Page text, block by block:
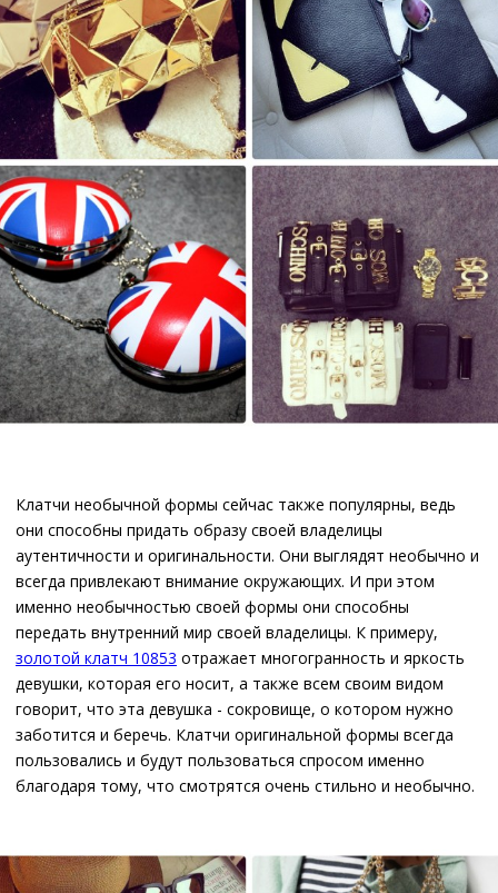
Клатчи необычной формы сейчас также популярны, ведь
они способны придать образу своей владелицы
аутентичности и оригинальности. Они выглядят необычно и
всегда привлекают внимание окружающих. И при этом
именно необычностью своей формы они способны
передать внутренний мир своей владелицы. К примеру,
золотой клатч 10853 отражает многогранность и яркость
девушки, которая его носит, а также всем своим видом
говорит, что эта девушка - сокровище, о котором нужно
заботится и беречь. Клатчи оригинальной формы всегда
пользовались и будут пользоваться спросом именно
благодаря тому, что смотрятся очень стильно и необычно.